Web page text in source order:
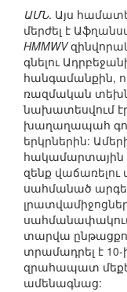
ԱՄՆ. Այս
մերժել է
HMMWV
գնելու
հանգամանքին,
ռազմական
նախատեսվում
խաղաղապահ
երկրներին:
հակամարտային
զենք
սահմանած
տարվա
տրամադրել է 10-
զրահապատ
ամենագնաց: